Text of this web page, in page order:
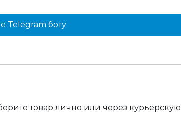
Telegram боту
товар лично или через курьерскую